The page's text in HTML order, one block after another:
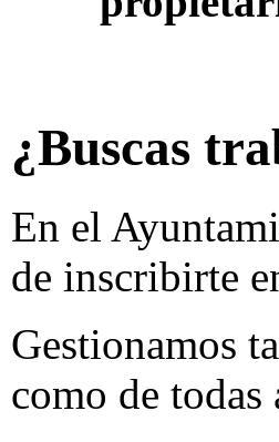
¿Buscas
En el
de inscribirte
Gestionamos
como de todas